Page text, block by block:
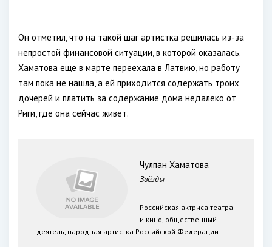
Он отметил, что на такой шаг артистка решилась из-за
непростой финансовой ситуации, в которой оказалась.
Хаматова еще в марте переехала в Латвию, но работу
там пока не нашла, а ей приходится содержать троих
дочерей и платить за содержание дома недалеко от
Риги, где она сейчас живет.
Чулпан Хаматова
Звёзды
Российская актриса театра
и кино, общественный
деятель, народная артистка Российской Федерации.